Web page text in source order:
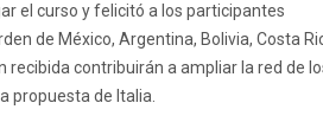
el curso y felicitó a los participantes
de México, Argentina, Bolivia, Costa
recibida contribuirán a ampliar la red de
propuesta de Italia.